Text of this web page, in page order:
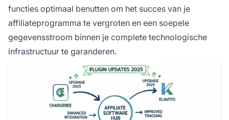
functies optimaal benutten om het succes van je
affiliateprogramma te vergroten en een soepele
gegevensstroom binnen je complete technologische
infrastructuur te garanderen.